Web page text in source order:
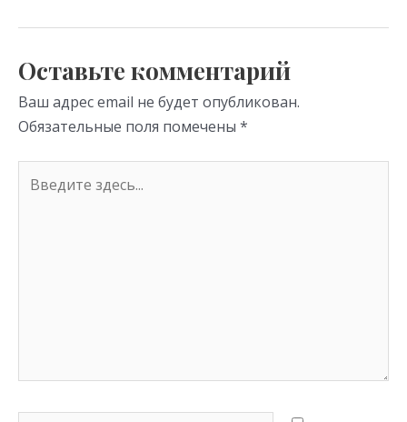
as
ni
ki
m p
Оставьте комментарий
Ваш адрес email не будет опубликован.
Обязательные поля помечены *
здесь...